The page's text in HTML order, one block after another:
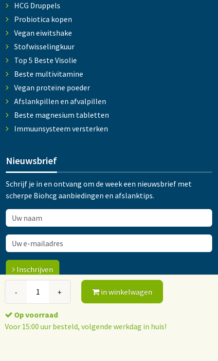
- + in winkelwagen
Op voorraad
Voor 15:00 uur besteld, volgende werkdag in huis!
HCG Druppels
Probiotica kopen
Vegan eiwitshake
Stofwisselingkuur
Top 5 Beste Visolie
Beste multivitamine
Vegan proteïne poeder
Afslankpillen en afvalpillen
Beste magnesium tabletten
Immuunsysteem versterken
Nieuwsbrief
Schrijf je in en ontvang om de week een nieuwsbrief met
scherpe Biohcg aanbiedingen en afslanktips.
Inschrijven
© 2015-2026 Orthokliniek Ootmarsum
Algemene voorwaarden
Privacy policy